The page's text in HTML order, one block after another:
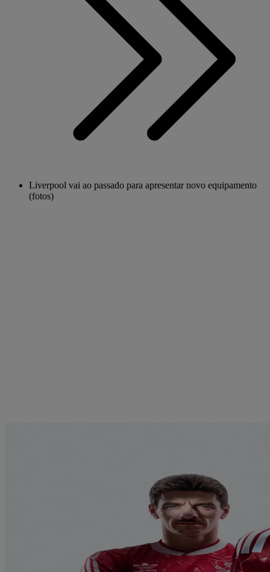
Liverpool vai ao passado para apresentar novo equipamento
(fotos)